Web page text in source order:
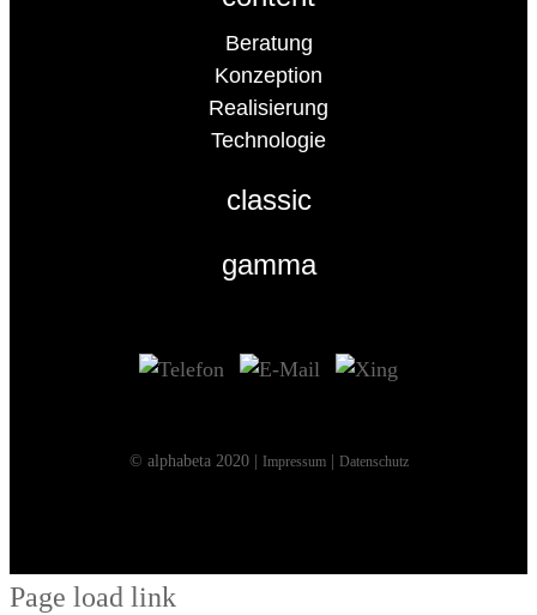
Beratung
Konzeption
Realisierung
Technologie
classic
gamma
© alphabeta 2020 | Impressum| Datenschutz
Page load link